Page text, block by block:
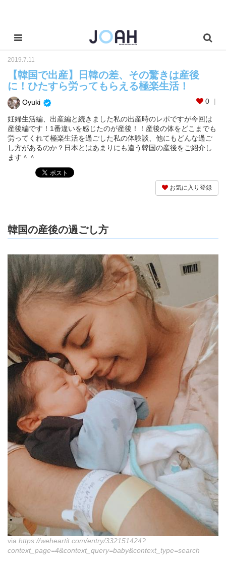
2019.7.11
【韓国で出産】日韓の差、その驚きは産後
に！ひたすら労ってもらえる極楽生活！
Oyuki 0
妊婦生活編、出産編と続きました私の出産時のレポですが今回は
産後編です！1番違いを感じたのが産後！！産後の体をどこまでも
労ってくれて極楽生活を過ごした私の体験談、他にもどんな過ご
し方があるのか？日本とはあまりにも違う韓国の産後をご紹介し
ます＾＾
お気に入り登録
韓国の産後の過ごし方
via https://weheartit.com/entry/332151424?
context_page=4&context_query=baby&context_type=search